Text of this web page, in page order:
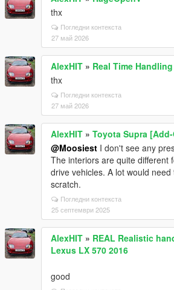
thx
Погледни контекста
27 май 2026
AlexHIT » Real Time
thx
Погледни контекста
27 май 2026
AlexHIT » Toyota Supra
@Moosiest I don't see any
The interiors are quite different
drive vehicles. A lot would
scratch.
Погледни контекста
25 септември 2025
AlexHIT » REAL Realistic
Lexus LX 570 2016
good